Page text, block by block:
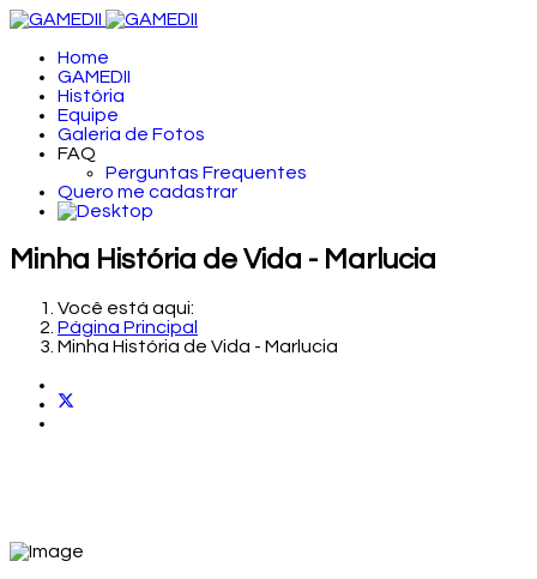
Home
GAMEDII
História
Equipe
Galeria de Fotos
FAQ
Perguntas Frequentes
Quero me cadastrar
Minha História de Vida - Marlucia
Você está aqui:
Página Principal
Minha História de Vida - Marlucia